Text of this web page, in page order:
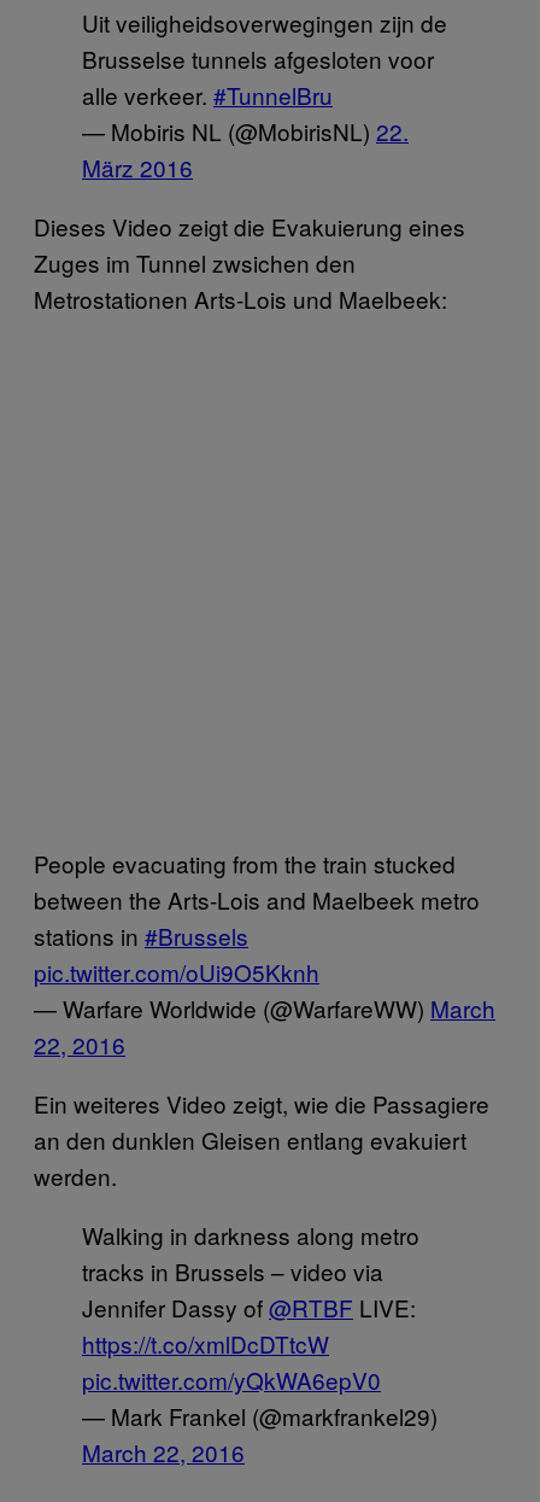
Uit veiligheidsoverwegingen zijn de
Brusselse tunnels afgesloten voor
alle verkeer. #TunnelBru
— Mobiris NL (@MobirisNL) 22.
März 2016
Dieses Video zeigt die Evakuierung eines
Zuges im Tunnel zwsichen den
Metrostationen Arts-Lois und Maelbeek:
People evacuating from the train stucked
between the Arts-Lois and Maelbeek metro
stations in #Brussels
pic.twitter.com/oUi9O5Kknh
— Warfare Worldwide (@WarfareWW) March
22, 2016
Ein weiteres Video zeigt, wie die Passagiere
an den dunklen Gleisen entlang evakuiert
werden.
Walking in darkness along metro
tracks in Brussels – video via
Jennifer Dassy of@RTBF LIVE:
https://t.co/xmlDcDTtcW
pic.twitter.com/yQkWA6epV0
— Mark Frankel (@markfrankel29)
March 22, 2016